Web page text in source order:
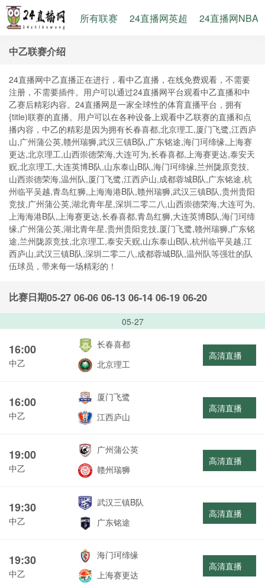
所有联赛 24直播网英超 24直播网NBA
中乙联赛介绍
24直播网中乙直播正在进行，看中乙直播，在线免费观看，不需要
注册，不需要插件。用户可以通过24直播网平台观看中乙直播和中
乙赛后精彩内容。24直播网是一家全球性的体育直播平台，拥有
{title)联赛的直播。用户可以在各种设备上观看中乙联赛的直播和点
播内容，中乙的精彩是因为拥有长春喜都,北京理工,厦门飞鹭,江西庐
山,广州蒲公英,赣州瑞狮,武汉三镇B队,广东铭途,海门珂缔缘,上海赛
更达,北京理工,山西崇德荣海,大连可为,长春喜都,上海赛更达,泰安天
贶,北京理工,大连英博B队,山东泰山B队,海门珂缔缘,兰州陇原竞技,
山西崇德荣海,温州队,厦门飞鹭,江西庐山,成都蓉城B队,广东铭途,杭
州临平吴越,青岛红狮,上海海港B队,赣州瑞狮,武汉三镇B队,贵州贵阳
竞技,广州蒲公英,湖北青年星,深圳二零二八,山西崇德荣海,大连可为,
上海海港B队,上海赛更达,长春喜都,青岛红狮,大连英博B队,海门珂缔
缘,广州蒲公英,湖北青年星,贵州贵阳竞技,厦门飞鹭,赣州瑞狮,广东铭
途,兰州陇原竞技,北京理工,泰安天贶,山东泰山B队,杭州临平吴越,江
西庐山,武汉三镇B队,深圳二零二八,成都蓉城B队,温州队等强壮的队
伍球员，带来每一场精彩的！
比赛日期05-27 06-06 06-13 06-14 06-19 06-20
05-27
16:00
中乙
长春喜都
北京理工
高清直播
16:00
中乙
厦门飞鹭
江西庐山
高清直播
19:00
中乙
广州蒲公英
赣州瑞狮
高清直播
19:30
中乙
武汉三镇B队
广东铭途
高清直播
19:30
中乙
海门珂缔缘
上海赛更达
高清直播